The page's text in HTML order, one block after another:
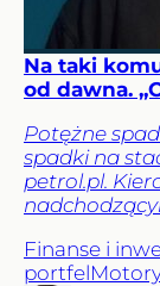
Na taki
od dawna.
Potężne
spadki na
petrol.pl.
Finanse i
portfel